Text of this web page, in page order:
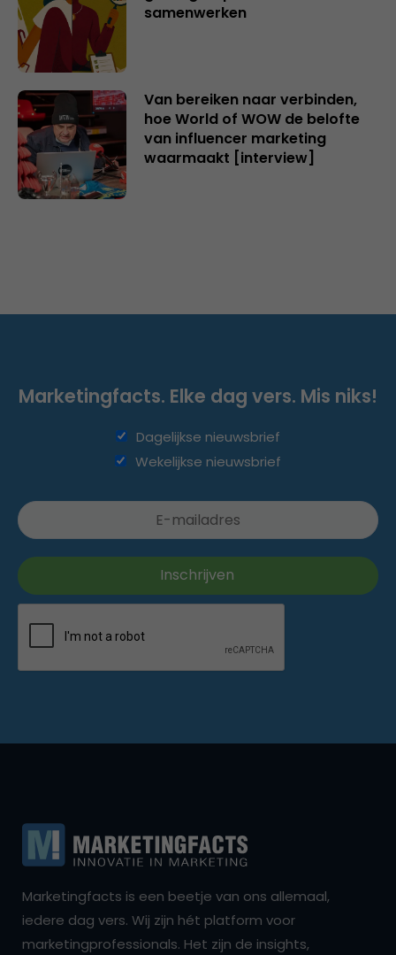
samenwerken
Van bereiken naar verbinden,
hoe World of WOW de belofte
van influencer marketing
waarmaakt [interview]
Marketingfacts. Elke dag vers. Mis niks!
Dagelijkse nieuwsbrief
Wekelijkse nieuwsbrief
Marketingfacts is een beetje van ons allemaal,
iedere dag vers. Wij zijn hét platform voor
marketingprofessionals. Het zijn de insights,